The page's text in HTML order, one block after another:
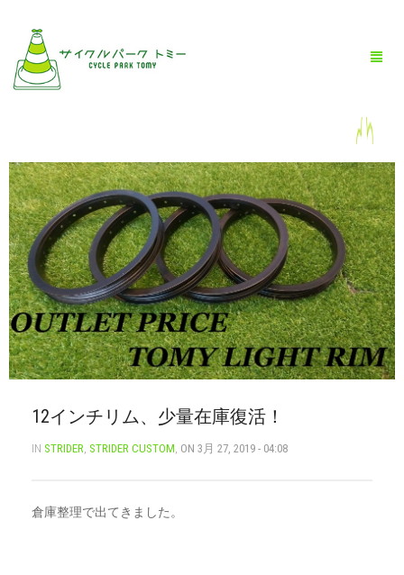
HOME
全商品一覧
BLOG
店舗情報
お問い合わせ
お買い物ガイド
CART12インチリム、少量在庫復活！
IN STRIDER STRIDER CUSTOM ON 3月 27, 2019 - 04:08
倉庫整理で出てきました。